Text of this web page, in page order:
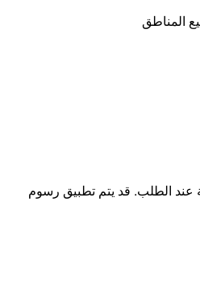
المناطق
عند الطلب. قد يتم تطبيق رسوم